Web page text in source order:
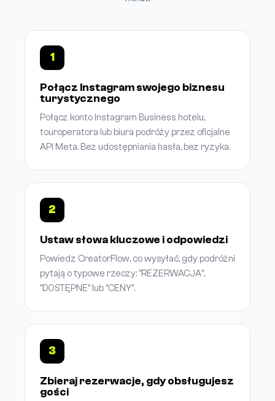
1
Połącz Instagram swojego biznesu
turystycznego
Połącz konto Instagram Business hotelu,
touroperatora lub biura podróży przez oficjalne
API Meta. Bez udostępniania hasła, bez ryzyka.
2
Ustaw słowa kluczowe i odpowiedzi
Powiedz CreatorFlow, co wysyłać, gdy podróżni
pytają o typowe rzeczy: "REZERWACJA",
"DOSTĘPNE" lub "CENY".
3
Zbieraj rezerwacje, gdy obsługujesz
gości